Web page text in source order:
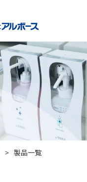
> 製品一覧